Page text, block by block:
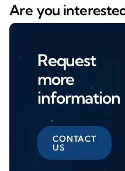
Are you
Request
more
information
CONTACT
US